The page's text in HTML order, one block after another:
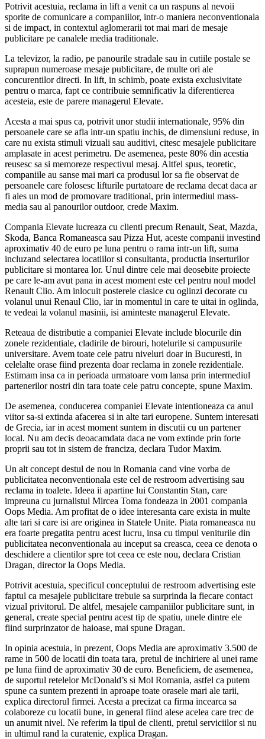
Potrivit acestuia, reclama in lift a venit ca un raspuns al nevoii
sporite de comunicare a companiilor, intr-o maniera neconventionala
si de impact, in contextul aglomerarii tot mai mari de mesaje
publicitare pe canalele media traditionale.
La televizor, la radio, pe panourile stradale sau in cutiile postale se
suprapun numeroase mesaje publicitare, de multe ori ale
concurentilor directi. In lift, in schimb, poate exista exclusivitate
pentru o marca, fapt ce contribuie semnificativ la diferentierea
acesteia, este de parere managerul Elevate.
Acesta a mai spus ca, potrivit unor studii internationale, 95% din
persoanele care se afla intr-un spatiu inchis, de dimensiuni reduse, in
care nu exista stimuli vizuali sau auditivi, citesc mesajele publicitare
amplasate in acest perimetru. De asemenea, peste 80% din acestia
reusesc sa si memoreze respectivul mesaj. Altfel spus, teoretic,
companiile au sanse mai mari ca produsul lor sa fie observat de
persoanele care folosesc lifturile purtatoare de reclama decat daca ar
fi ales un mod de promovare traditional, prin intermediul mass-
media sau al panourilor outdoor, crede Maxim.
Compania Elevate lucreaza cu clienti precum Renault, Seat, Mazda,
Skoda, Banca Romaneasca sau Pizza Hut, aceste companii investind
aproximativ 40 de euro pe luna pentru o rama intr-un lift, suma
incluzand selectarea locatiilor si consultanta, productia inserturilor
publicitare si montarea lor. Unul dintre cele mai deosebite proiecte
pe care le-am avut pana in acest moment este cel pentru noul model
Renault Clio. Am inlocuit posterele clasice cu oglinzi decorate cu
volanul unui Renaul Clio, iar in momentul in care te uitai in oglinda,
te vedeai la volanul masinii, isi aminteste managerul Elevate.
Reteaua de distributie a companiei Elevate include blocurile din
zonele rezidentiale, cladirile de birouri, hotelurile si campusurile
universitare. Avem toate cele patru niveluri doar in Bucuresti, in
celelalte orase fiind prezenta doar reclama in zonele rezidentiale.
Estimam insa ca in perioada urmatoare vom lansa prin intermediul
partenerilor nostri din tara toate cele patru concepte, spune Maxim.
De asemenea, conducerea companiei Elevate intentioneaza ca anul
viitor sa-si extinda afacerea si in alte tari europene. Suntem interesati
de Grecia, iar in acest moment suntem in discutii cu un partener
local. Nu am decis deoacamdata daca ne vom extinde prin forte
proprii sau tot in sistem de franciza, declara Tudor Maxim.
Un alt concept destul de nou in Romania cand vine vorba de
publicitatea neconventionala este cel de restroom advertising sau
reclama in toalete. Ideea ii apartine lui Constantin Stan, care
impreuna cu jurnalistul Mircea Toma fondeaza in 2001 compania
Oops Media. Am profitat de o idee interesanta care exista in multe
alte tari si care isi are originea in Statele Unite. Piata romaneasca nu
era foarte pregatita pentru acest lucru, insa cu timpul veniturile din
publicitatea neconventionala au inceput sa creasca, ceea ce denota o
deschidere a clientilor spre tot ceea ce este nou, declara Cristian
Dragan, director la Oops Media.
Potrivit acestuia, specificul conceptului de restroom advertising este
faptul ca mesajele publicitare trebuie sa surprinda la fiecare contact
vizual privitorul. De altfel, mesajele campaniilor publicitare sunt, in
general, create special pentru acest tip de spatiu, unele dintre ele
fiind surprinzator de haioase, mai spune Dragan.
In opinia acestuia, in prezent, Oops Media are aproximativ 3.500 de
rame in 500 de locatii din toata tara, pretul de inchiriere al unei rame
pe luna fiind de aproximativ 30 de euro. Beneficiem, de asemenea,
de suportul retelelor McDonald’s si Mol Romania, astfel ca putem
spune ca suntem prezenti in aproape toate orasele mari ale tarii,
explica directorul firmei. Acesta a precizat ca firma incearca sa
colaboreze cu locatii bune, in general fiind alese acelea care trec de
un anumit nivel. Ne referim la tipul de clienti, pretul serviciilor si nu
in ultimul rand la curatenie, explica Dragan.